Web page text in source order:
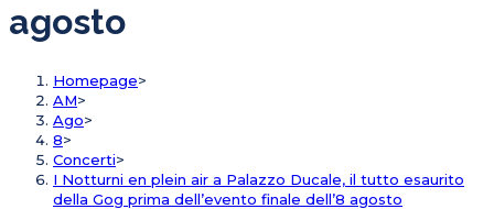
agosto
Homepage>
AM>
Ago>
8>
Concerti>
I Notturni en plein air a Palazzo Ducale, il tutto esaurito
della Gog prima dell’evento finale dell’8 agosto